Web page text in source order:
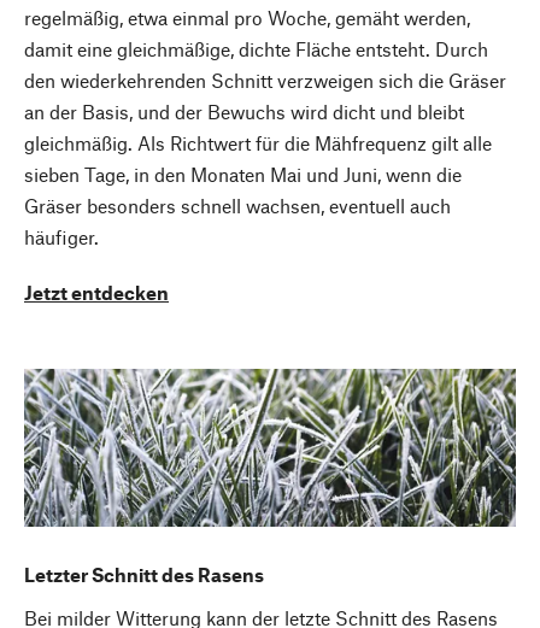
regelmäßig, etwa einmal pro Woche, gemäht werden,
damit eine gleichmäßige, dichte Fläche entsteht. Durch
den wiederkehrenden Schnitt verzweigen sich die Gräser
an der Basis, und der Bewuchs wird dicht und bleibt
gleichmäßig. Als Richtwert für die Mähfrequenz gilt alle
sieben Tage, in den Monaten Mai und Juni, wenn die
Gräser besonders schnell wachsen, eventuell auch
häufiger.
Jetzt entdecken
Letzter Schnitt des Rasens
Bei milder Witterung kann der letzte Schnitt des Rasens